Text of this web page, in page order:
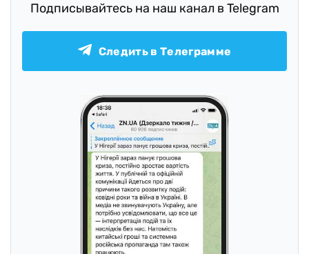
Подписывайтесь на наш канал в Telegram
Следить в Телеграмме